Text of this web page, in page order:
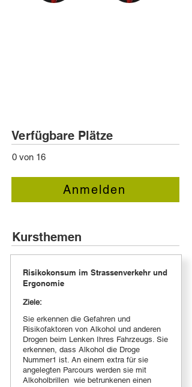
Verfügbare Plätze
0 von 16
Anmelden
Kursthemen
Risikokonsum im Strassenverkehr und
Ergonomie
Ziele:
Sie erkennen die Gefahren und
Risikofaktoren von Alkohol und anderen
Drogen beim Lenken Ihres Fahrzeugs. Sie
erkennen, dass Alkohol die Droge
Nummer1 ist. An einem extra für sie
angelegten Parcours werden sie mit
Alkoholbrillen wie betrunkenen einen